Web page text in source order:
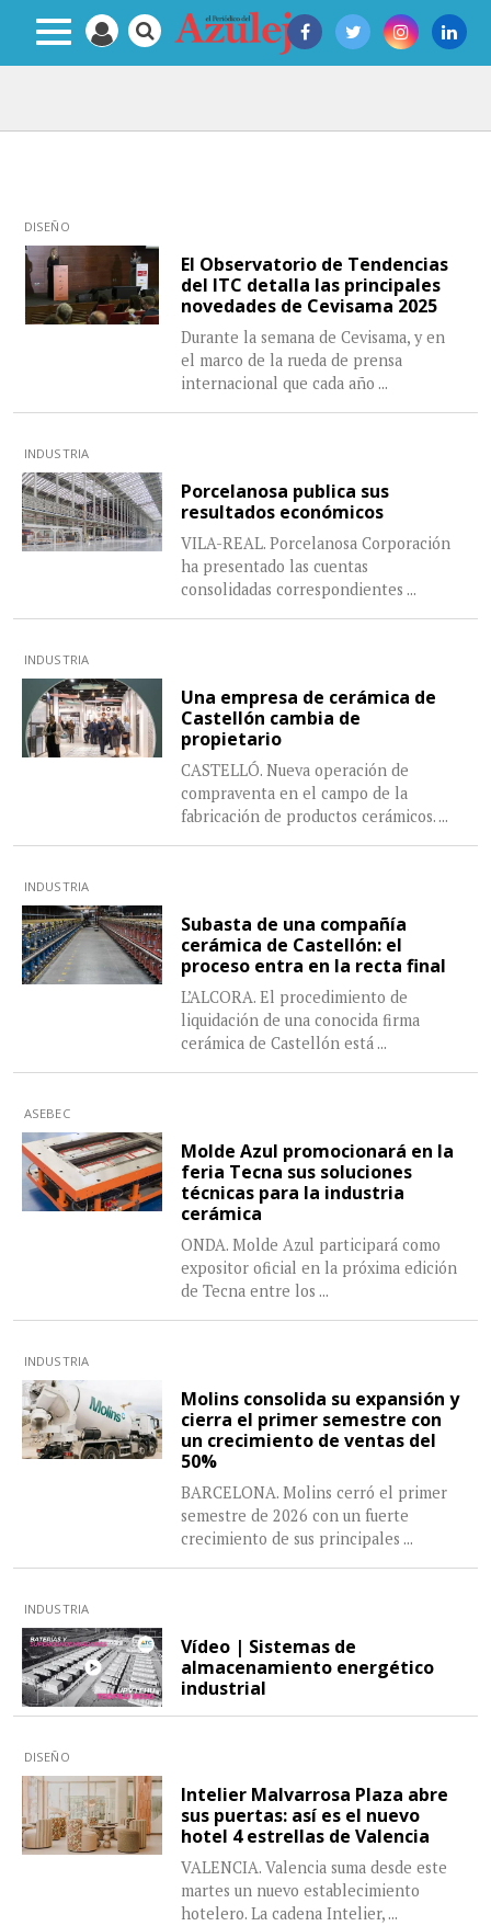
DISEÑO
El Observatorio de Tendencias
del ITC detalla las principales
novedades de Cevisama 2025
Durante la semana de Cevisama, y en
el marco de la rueda de prensa
internacional que cada año ...
INDUSTRIA
Porcelanosa publica sus
resultados económicos
VILA-REAL. Porcelanosa Corporación
ha presentado las cuentas
consolidadas correspondientes ...
INDUSTRIA
Una empresa de cerámica de
Castellón cambia de
propietario
CASTELLÓ. Nueva operación de
compraventa en el campo de la
fabricación de productos cerámicos. ...
INDUSTRIA
Subasta de una compañía
cerámica de Castellón: el
proceso entra en la recta final
L’ALCORA. El procedimiento de
liquidación de una conocida firma
cerámica de Castellón está ...
ASEBEC
Molde Azul promocionará en la
feria Tecna sus soluciones
técnicas para la industria
cerámica
ONDA. Molde Azul participará como
expositor oficial en la próxima edición
de Tecna entre los ...
INDUSTRIA
Molins consolida su expansión y
cierra el primer semestre con
un crecimiento de ventas del
50%
BARCELONA. Molins cerró el primer
semestre de 2026 con un fuerte
crecimiento de sus principales ...
INDUSTRIA
Vídeo | Sistemas de
almacenamiento energético
industrial
DISEÑO
Intelier Malvarrosa Plaza abre
sus puertas: así es el nuevo
hotel 4 estrellas de Valencia
VALENCIA. Valencia suma desde este
martes un nuevo establecimiento
hotelero. La cadena Intelier, ...